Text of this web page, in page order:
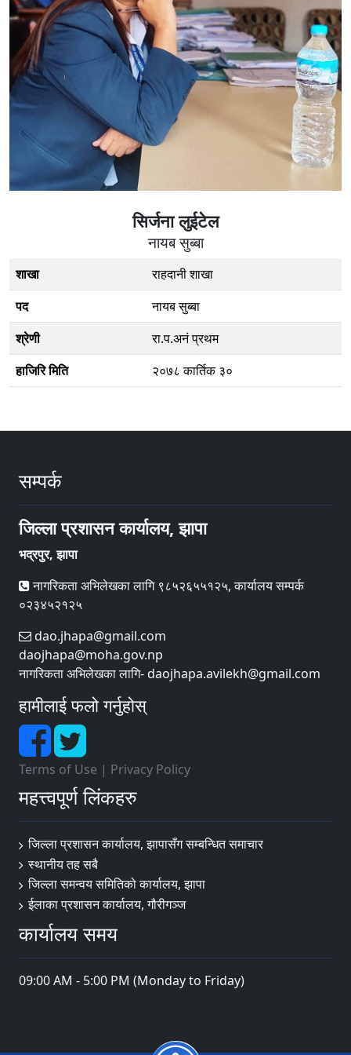
सिर्जना लुईटेल
नायब सुब्बा
शाखा
राहदानी शाखा
पद
नायब सुब्बा
श्रेणी
रा.प.अनं प्रथम
हाजिरि मिति
२०७८ कार्तिक ३०
सम्पर्क
जिल्ला प्रशासन कार्यालय, झापा
भद्रपुर, झापा
नागरिकता अभिलेखका लागि ९८५२६५५१२५, कार्यालय सम्पर्क
०२३४५२१२५
dao.jhapa@gmail.com
daojhapa@moha.gov.np
नागरिकता अभिलेखका लागि- daojhapa.avilekh@gmail.com
हामीलाई फलो गर्नुहोस्
Terms of Use | Privacy Policy
महत्त्वपूर्ण लिंकहरु
जिल्ला प्रशासन कार्यालय, झापासँग सम्बन्धित समाचार
स्थानीय तह सबै
जिल्ला समन्वय समितिको कार्यालय, झापा
ईलाका प्रशासन कार्यालय, गौरीगञ्ज
कार्यालय समय
09:00 AM - 5:00 PM (Monday to Friday)